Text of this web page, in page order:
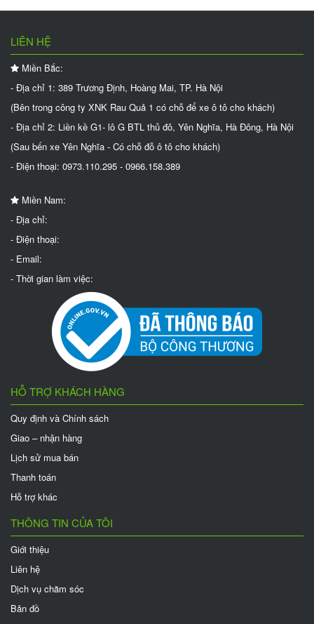
LIÊN HỆ
Miền Bắc:
- Địa chỉ 1: 389 Trương Định, Hoàng Mai, TP. Hà Nội
(Bên trong công ty XNK Rau Quả 1 có chỗ để xe ô tô cho khách)
- Địa chỉ 2: Liền kề G1- lô G BTL thủ đô, Yên Nghĩa, Hà Đông, Hà Nội
(Sau bến xe Yên Nghĩa - Có chỗ đỗ ô tô cho khách)
- Điện thoại: 0973.110.295 - 0966.158.389
Miền Nam:
- Địa chỉ:
- Điện thoại:
- Email:
- Thời gian làm việc:
HỖ TRỢ KHÁCH HÀNG
Quy định và Chính sách
Giao – nhận hàng
Lịch sử mua bán
Thanh toán
Hỗ trợ khác
THÔNG TIN CỦA TÔI
Giới thiệu
Liên hệ
Dịch vụ chăm sóc
Bản đồ